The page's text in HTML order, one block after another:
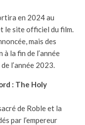
en 2024 au
le site officiel du film.
mais des
la fin de l’année
l’année 2023.
: The Holy
de Roble et la
par l’empereur